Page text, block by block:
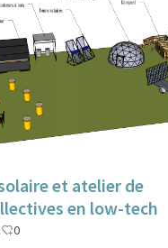
et atelier de
en low-tech
0